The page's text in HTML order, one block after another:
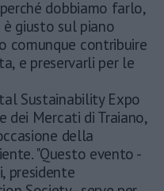
dobbiamo farlo,
è giusto sul piano
comunque contribuire
e preservarli per le
Sustainability Expo
dei Mercati di Traiano,
della
"Questo evento -
presidente